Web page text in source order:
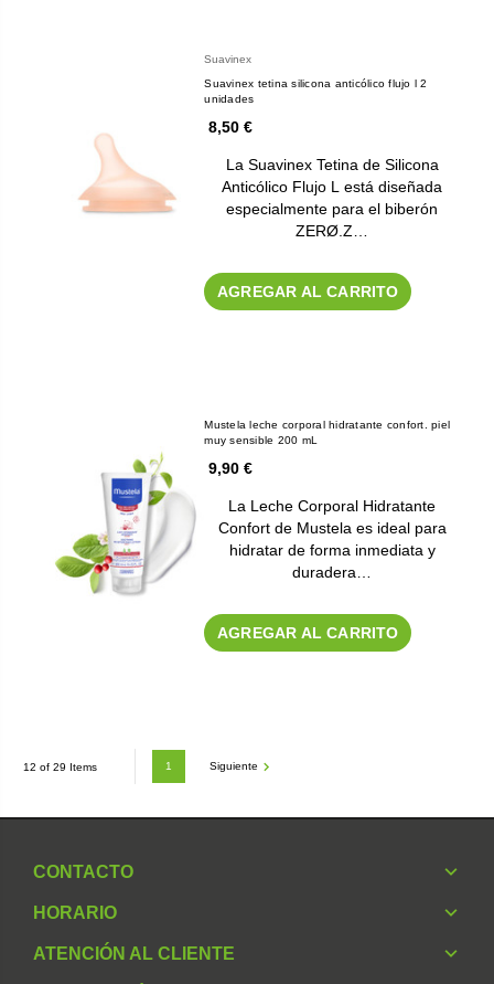
Suavinex
Suavinex tetina silicona anticólico flujo l 2
unidades
8,50 €
La Suavinex Tetina de Silicona
Anticólico Flujo L está diseñada
especialmente para el biberón
ZERØ.Z…
AGREGAR AL CARRITO
Mustela leche corporal hidratante confort. piel
muy sensible 200 mL
9,90 €
La Leche Corporal Hidratante
Confort de Mustela es ideal para
hidratar de forma inmediata y
duradera…
AGREGAR AL CARRITO
12 of 29 Items 1 Siguiente
CONTACTO
HORARIO
ATENCIÓN AL CLIENTE